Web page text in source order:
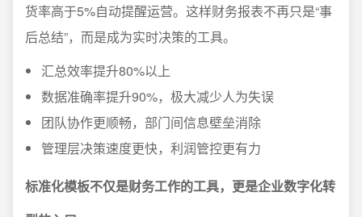
货率高于5%自动提醒运营。这样财务报表不再只是“事
后总结”，而是成为实时决策的工具。
汇总效率提升80%以上
数据准确率提升90%，极大减少人为失误
团队协作更顺畅，部门间信息壁垒消除
管理层决策速度更快，利润管控更有力
标准化模板不仅是财务工作的工具，更是企业数字化转